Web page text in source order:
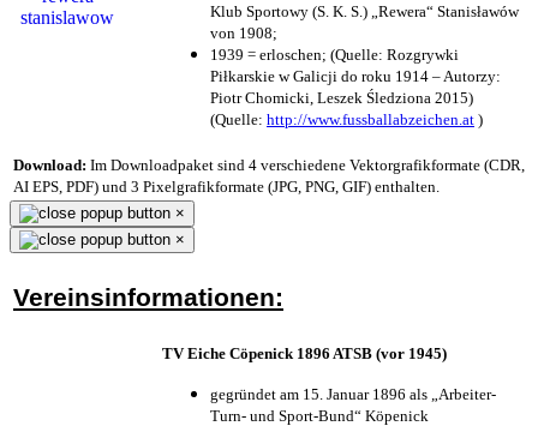
Klub Sportowy (S. K. S.) „Rewera“ Stanisławów
von 1908;
1939 = erloschen; (Quelle: Rozgrywki
Piłkarskie w Galicji do roku 1914 – Autorzy:
Piotr Chomicki, Leszek Śledziona 2015)
(Quelle: http://www.fussballabzeichen.at )
Download: Im Downloadpaket sind 4 verschiedene Vektorgrafikformate (CDR,
AI EPS, PDF) und 3 Pixelgrafikformate (JPG, PNG, GIF) enthalten.
×
×
Vereinsinformationen:
TV Eiche Cöpenick 1896 ATSB (vor 1945)
gegründet am 15. Januar 1896 als „Arbeiter-
Turn- und Sport-Bund“ Köpenick